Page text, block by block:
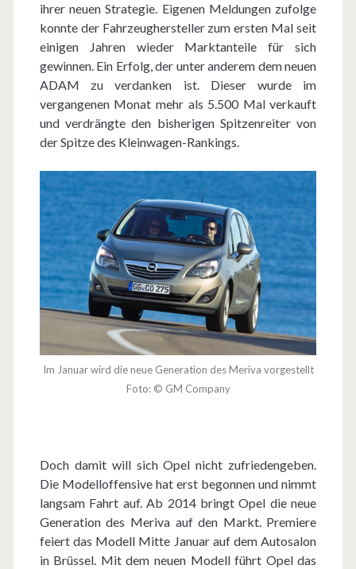
ihrer neuen Strategie. Eigenen Meldungen zufolge
konnte der Fahrzeughersteller zum ersten Mal seit
einigen Jahren wieder Marktanteile für sich
gewinnen. Ein Erfolg, der unter anderem dem neuen
ADAM zu verdanken ist. Dieser wurde im
vergangenen Monat mehr als 5.500 Mal verkauft
und verdrängte den bisherigen Spitzenreiter von
der Spitze des Kleinwagen-Rankings.
Im Januar wird die neue Generation des Meriva vorgestellt
Foto: © GM Company
Doch damit will sich Opel nicht zufriedengeben.
Die Modelloffensive hat erst begonnen und nimmt
langsam Fahrt auf. Ab 2014 bringt Opel die neue
Generation des Meriva auf den Markt. Premiere
feiert das Modell Mitte Januar auf dem Autosalon
in Brüssel. Mit dem neuen Modell führt Opel das